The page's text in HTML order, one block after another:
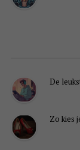
De
Zo kies